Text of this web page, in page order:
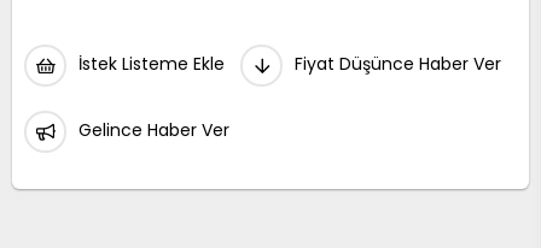
İstek Listeme Ekle Fiyat Düşünce Haber Ver
Gelince Haber Ver